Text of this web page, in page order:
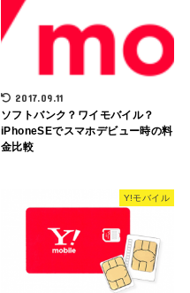
2017.09.11
ソフトバンク？ワイモバイル？
iPhoneSEでスマホデビュー時の料
金比較
Y!モバイル